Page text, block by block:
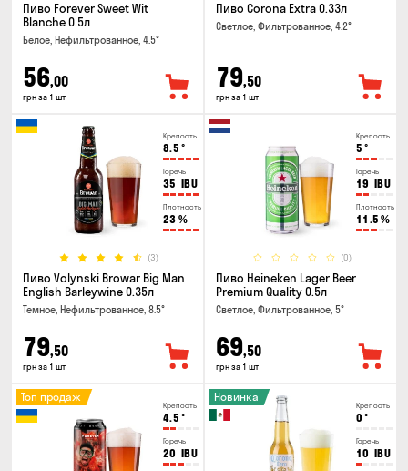
Пиво Forever Sweet Wit
Blanche 0.5л
Белое, Нефильтрованное, 4.5°
56,00
грн за 1 шт
Пиво Corona Extra 0.33л
Светлое, Фильтрованное, 4.2°
79,50
грн за 1 шт
Крепость
8.5 °
Горечь
35 IBU
Плотность
23 %
(3)
Пиво Volynski Browar Big Man
English Barleywine 0.35л
Темное, Нефильтрованное, 8.5°
79,50
грн за 1 шт
Крепость
5 °
Горечь
19 IBU
Плотность
11.5 %
(0)
Пиво Heineken Lager Beer
Premium Quality 0.5л
Светлое, Фильтрованное, 5°
69,50
грн за 1 шт
Крепость
4.5 °
Горечь
20 IBU
Топ продаж
Крепость
0 °
Горечь
10 IBU
Новинка